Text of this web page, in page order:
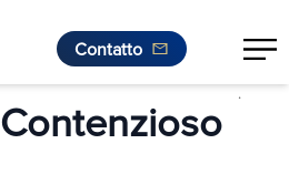
Contatto
.
Contenzioso